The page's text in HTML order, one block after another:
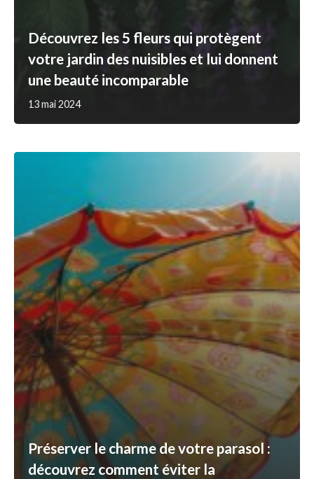
Découvrez les 5 fleurs qui protègent
votre jardin des nuisibles et lui donnent
une beauté incomparable
13 mai 2024
Préserver le charme de votre parasol :
découvrez comment éviter la